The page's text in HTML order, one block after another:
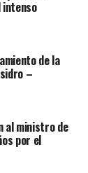
de la
–
al ministro de
por el